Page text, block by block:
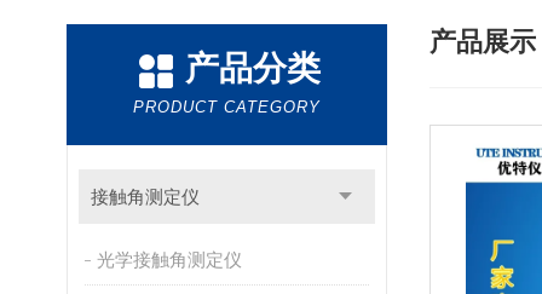
产品分类
PRODUCT CATEGORY
接触角测定仪
光学接触角测定仪
产品展示